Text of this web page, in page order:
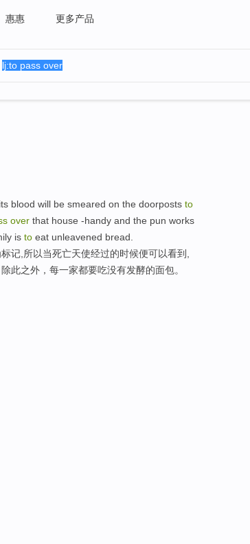
惠惠 更多产品
blood will be smeared on the doorposts to
over that house -handy and the pun works
is to eat unleavened bread.
记,所以当死亡天使经过的时候便可以看到,
此之外，每一家都要吃没有发酵的面包。